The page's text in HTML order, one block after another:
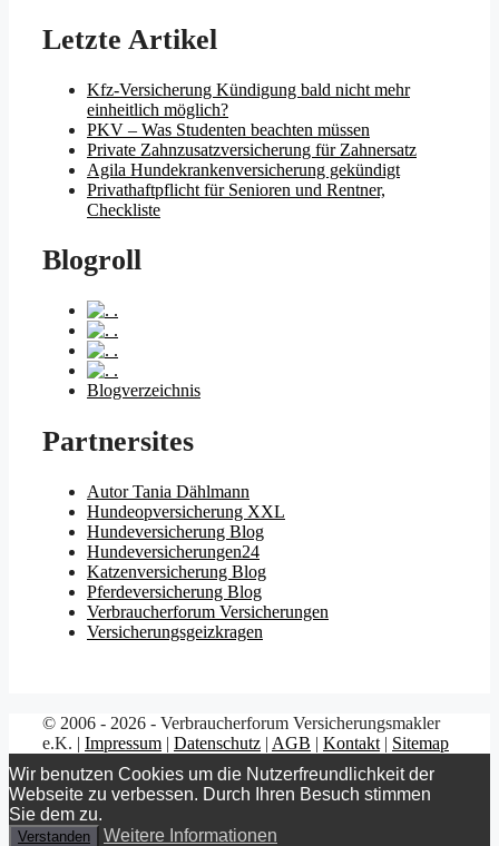
Letzte Artikel
Kfz-Versicherung Kündigung bald nicht mehr
einheitlich möglich?
PKV – Was Studenten beachten müssen
Private Zahnzusatzversicherung für Zahnersatz
Agila Hundekrankenversicherung gekündigt
Privathaftpflicht für Senioren und Rentner,
Checkliste
Blogroll
.
.
.
.
Blogverzeichnis
Partnersites
Autor Tania Dählmann
Hundeopversicherung XXL
Hundeversicherung Blog
Hundeversicherungen24
Katzenversicherung Blog
Pferdeversicherung Blog
Verbraucherforum Versicherungen
Versicherungsgeizkragen
© 2006 - 2026 - Verbraucherforum Versicherungsmakler
e.K. | Impressum | Datenschutz | AGB | Kontakt | Sitemap
Wir benutzen Cookies um die Nutzerfreundlichkeit der
Webseite zu verbessen. Durch Ihren Besuch stimmen
Sie dem zu.
Verstanden Weitere Informationen